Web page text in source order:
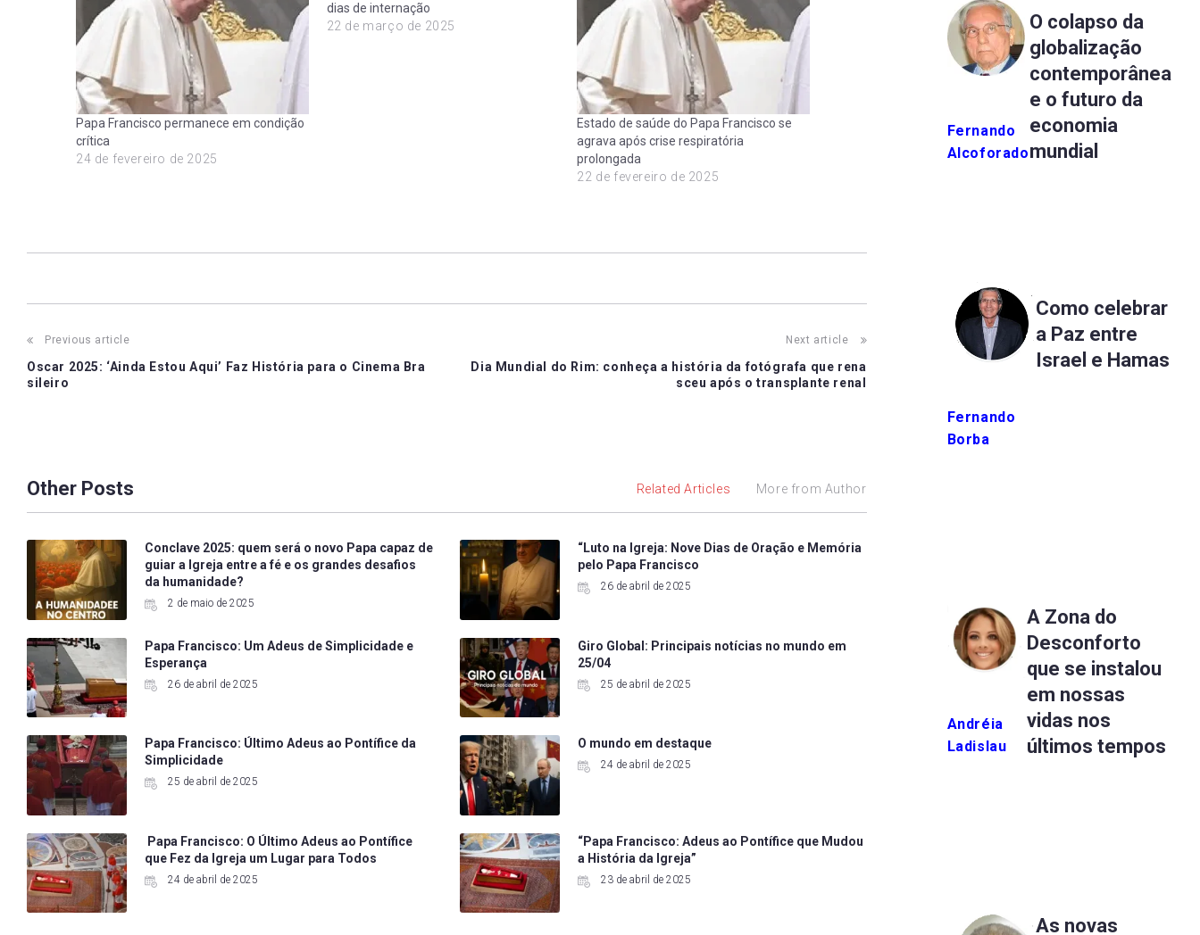
Papa Francisco permanece em condição
crítica
24 de fevereiro de 2025
dias de internação
22 de março de 2025
Estado de saúde do Papa Francisco se
agrava após crise respiratória
prolongada
22 de fevereiro de 2025
Post
navigation
Previous article
Oscar 2025: ‘Ainda Estou Aqui’ Faz História para o Cinema Bra
sileiro
Next article
Dia Mundial do Rim: conheça a história da fotógrafa que rena
sceu após o transplante renal
Other Posts Related Articles More from Author
Conclave 2025: quem será o novo Papa capaz de
guiar a Igreja entre a fé e os grandes desafios
da humanidade?
2 de maio de 2025
“Luto na Igreja: Nove Dias de Oração e Memória
pelo Papa Francisco
26 de abril de 2025
Papa Francisco: Um Adeus de Simplicidade e
Esperança
26 de abril de 2025
Giro Global: Principais notícias no mundo em
25/04
25 de abril de 2025
Papa Francisco: Último Adeus ao Pontífice da
Simplicidade
25 de abril de 2025
O mundo em destaque
24 de abril de 2025
Papa Francisco: O Último Adeus ao Pontífice
que Fez da Igreja um Lugar para Todos
24 de abril de 2025
“Papa Francisco: Adeus ao Pontífice que Mudou
a História da Igreja”
23 de abril de 2025
Fernando
Alcoforado
O colapso da
globalização
contemporânea
e o futuro da
economia
mundial
Fernando
Borba
Como celebrar
a Paz entre
Israel e Hamas
Andréia
Ladislau
A Zona do
Desconforto
que se instalou
em nossas
vidas nos
últimos tempos
As novas